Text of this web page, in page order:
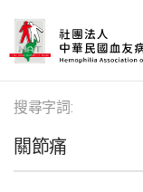
搜尋字詞: